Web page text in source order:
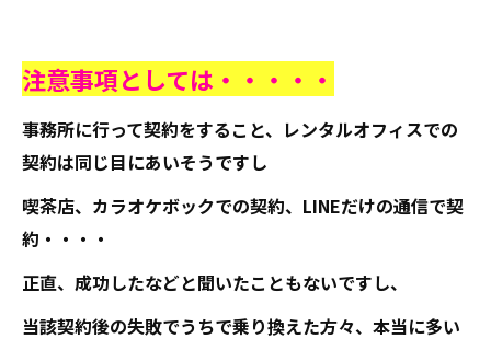
注意事項としては・・・・・
事務所に行って契約をすること、レンタルオフィスでの
契約は同じ目にあいそうですし
喫茶店、カラオケボックでの契約、LINEだけの通信で契
約・・・・
正直、成功したなどと聞いたこともないですし、
当該契約後の失敗でうちで乗り換えた方々、本当に多い